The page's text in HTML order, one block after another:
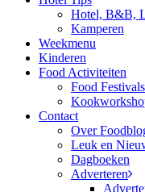
Hotel, B&B,
Kamperen
Weekmenu
Kinderen
Food Activiteiten
Food Festivals
Contact
Over
Leuk en
Dagboeken
Adverteren